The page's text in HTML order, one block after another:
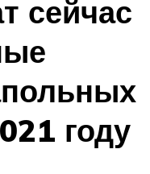
сейчас
году